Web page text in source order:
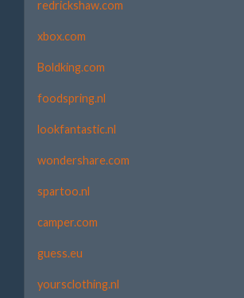
redrickshaw.com
xbox.com
Boldking.com
foodspring.nl
lookfantastic.nl
wondershare.com
spartoo.nl
camper.com
guess.eu
yoursclothing.nl